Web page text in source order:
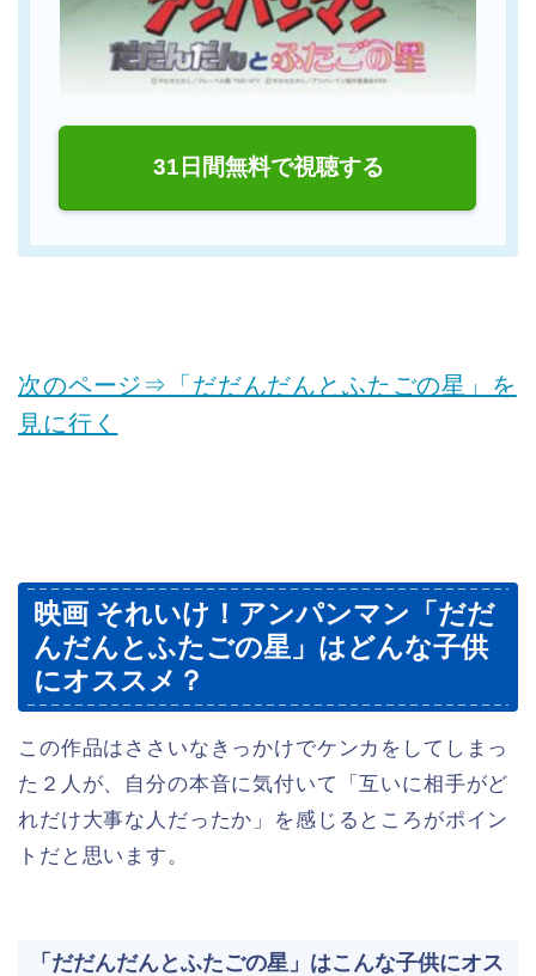
31日間無料で視聴する
次のページ⇒「だだんだんとふたごの星」を
見に行く
映画 それいけ！アンパンマン「だだ
んだんとふたごの星」はどんな子供
にオススメ？
この作品はささいなきっかけでケンカをしてしまっ
た２人が、自分の本音に気付いて「互いに相手がど
れだけ大事な人だったか」を感じるところがポイン
トだと思います。
「だだんだんとふたごの星」はこんな子供にオス